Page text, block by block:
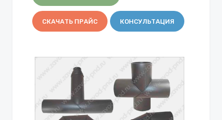
СКАЧАТЬ ПРАЙС КОНСУЛЬТАЦИЯ